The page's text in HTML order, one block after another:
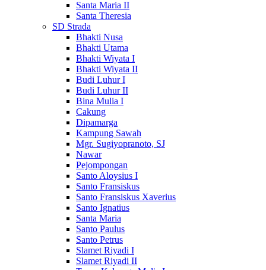
Santa Maria II
Santa Theresia
SD Strada
Bhakti Nusa
Bhakti Utama
Bhakti Wiyata I
Bhakti Wiyata II
Budi Luhur I
Budi Luhur II
Bina Mulia I
Cakung
Dipamarga
Kampung Sawah
Mgr. Sugiyopranoto, SJ
Nawar
Pejompongan
Santo Aloysius I
Santo Fransiskus
Santo Fransiskus Xaverius
Santo Ignatius
Santa Maria
Santo Paulus
Santo Petrus
Slamet Riyadi I
Slamet Riyadi II